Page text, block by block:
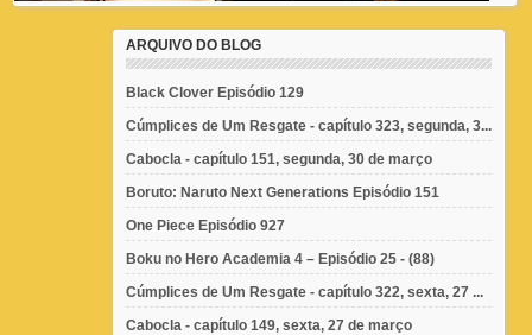
ARQUIVO DO BLOG
Black Clover Episódio 129
Cúmplices de Um Resgate - capítulo 323, segunda, 3...
Cabocla - capítulo 151, segunda, 30 de março
Boruto: Naruto Next Generations Episódio 151
One Piece Episódio 927
Boku no Hero Academia 4 – Episódio 25 - (88)
Cúmplices de Um Resgate - capítulo 322, sexta, 27 ...
Cabocla - capítulo 149, sexta, 27 de março